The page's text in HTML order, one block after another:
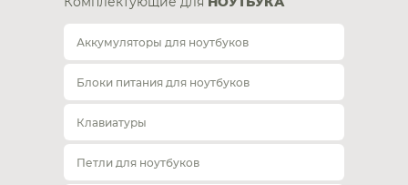
Комплектующие для НОУТБУКА
Аккумуляторы для ноутбуков
Блоки питания для ноутбуков
Клавиатуры
Петли для ноутбуков